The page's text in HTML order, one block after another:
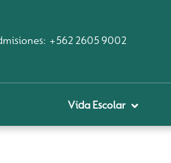
+562 2605 9002
Vida Escolar